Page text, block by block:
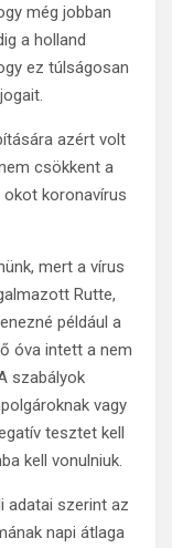
még jobban
a holland
ez túlságosan
azért volt
csökkent a
koronavírus
mert a vírus
Rutte,
például a
óva intett a nem
szabályok
vagy
tesztet kell
kell vonulniuk.
adatai szerint az
napi átlaga